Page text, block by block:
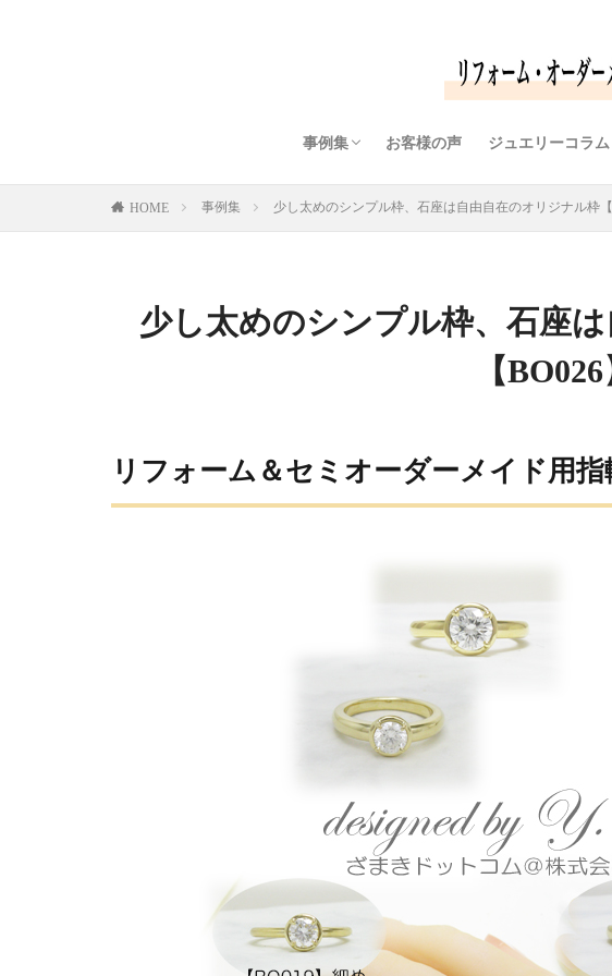
事例集
リング・指輪（ダイヤモンド）
リング・指輪（色石/カラーストーン）
ペンダント/ネックレス（ダイヤモンド）
ペンダント/ネックレス（色石・カラースト
ピアス/イヤリング
ブローチ
ブレスレット
メンズジュエリー
オリジナルダイヤモンドリング枠
ダイヤモンドプチネックレス
お客様の声 ジュエリーコラム
HOME 事例集 少し太めのシンプル枠、石座は自由自在のオリジナル枠【
少し太めのシンプル枠、石座
【BO026
リフォーム＆セミオーダーメイド用